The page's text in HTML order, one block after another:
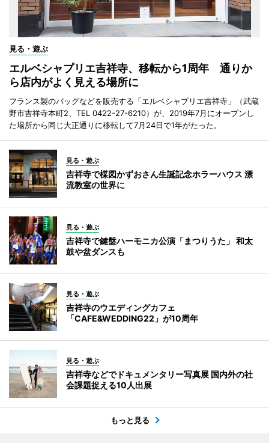
見る・遊ぶ
エルベシャプリエ吉祥寺、移転から1周年 通りか
ら店内がよく見える場所に
フランス製のバッグなどを販売する「エルベシャプリエ吉祥寺」（武蔵
野市吉祥寺本町2、TEL 0422-27-6210）が、2019年7月にオープンし
た場所から同じ大正通りに移転して7月24日で1年がたった。
見る・遊ぶ
吉祥寺で楳図かずおさん生誕記念ホラーハウス 漂
流教室の世界に
見る・遊ぶ
吉祥寺で鍵盤ハーモニカ公演「まつりうた」 和太
鼓や盆ダンスも
見る・遊ぶ
吉祥寺のウエディングカフェ
「CAFE&WEDDING22」が10周年
見る・遊ぶ
吉祥寺などでドキュメンタリー写真展 国内外の社
会課題捉える10人出展
もっと見る